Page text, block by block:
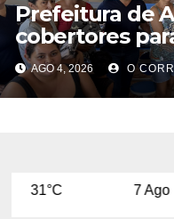
Prefeitura de
cobertores
Novo Belo
AGO 4, 2026 O
7 Ago 31°C